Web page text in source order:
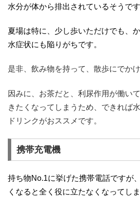
水分が体から排出されているそうです
夏場は特に、少し歩いただけでも、
水症状にも陥りがちです。
是非、飲み物を持って、散歩にでかけ
因みに、お茶だと、利尿作用が働い
きたくなってしまうため、できれば
ドリンクがおススメです。
携帯充電機
持ち物No.1に挙げた携帯電話ですが
くなると全く役に立たなくなってしま